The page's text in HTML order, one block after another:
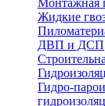
Монтажная
Жидкие
ДВП и ДСП
Гидро-